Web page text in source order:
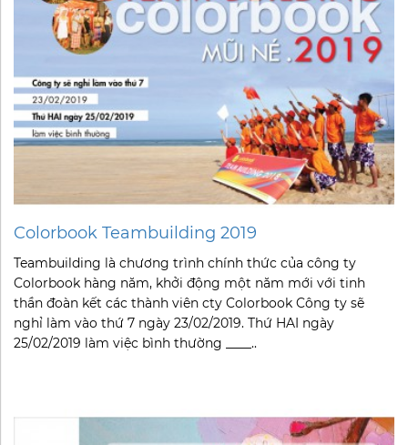
Colorbook Teambuilding 2019
Teambuilding là chương trình chính thức của công ty
Colorbook hàng năm, khởi động một năm mới với tinh
thần đoàn kết các thành viên cty Colorbook Công ty sẽ
nghỉ làm vào thứ 7 ngày 23/02/2019. Thứ HAI ngày
25/02/2019 làm việc bình thường ____..